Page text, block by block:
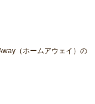
（ホームアウェイ）の